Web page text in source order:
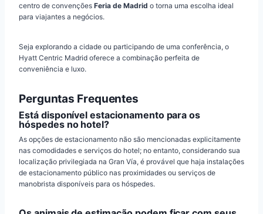
centro de convenções Feria de Madrid o torna uma escolha ideal
para viajantes a negócios.
Seja explorando a cidade ou participando de uma conferência, o
Hyatt Centric Madrid oferece a combinação perfeita de
conveniência e luxo.
Perguntas Frequentes
Está disponível estacionamento para os
hóspedes no hotel?
As opções de estacionamento não são mencionadas explicitamente
nas comodidades e serviços do hotel; no entanto, considerando sua
localização privilegiada na Gran Vía, é provável que haja instalações
de estacionamento público nas proximidades ou serviços de
manobrista disponíveis para os hóspedes.